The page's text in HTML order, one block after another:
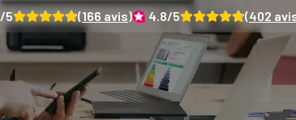
/5 (166 avis) 4.8/5 (402